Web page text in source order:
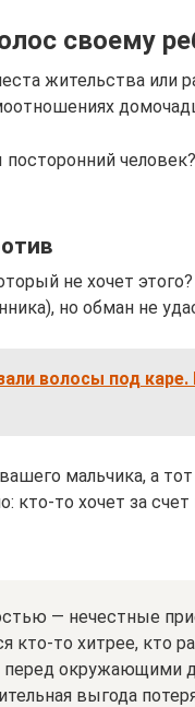
своему
жительства или
не хочет
но обман не
волосы под каре.
мальчика, а
кто-то хочет за
— нечестные
кто-то хитрее, кто
перед окружающими
выгода